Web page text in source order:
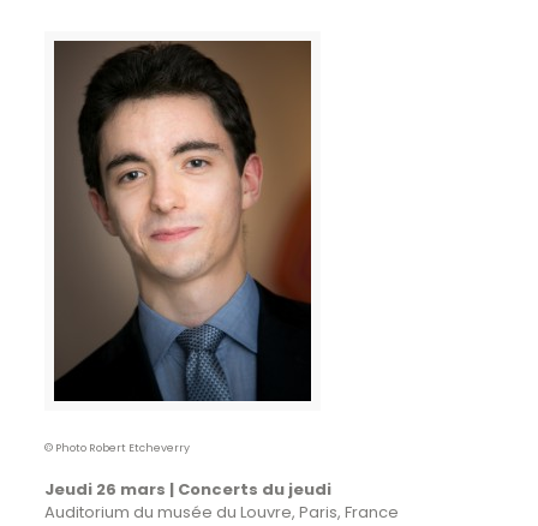
© Photo Robert Etcheverry
Jeudi 26 mars | Concerts du jeudi
Auditorium du musée du Louvre, Paris, France